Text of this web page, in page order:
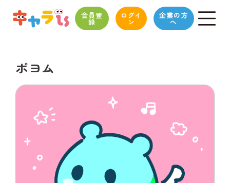
会員登
録
ログイ
ン
企業の方
へ
ポヨム